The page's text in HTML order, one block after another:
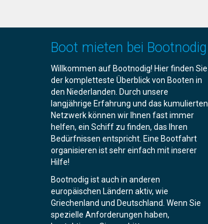
Boot mieten bei Bootnodig
Willkommen auf Bootnodig! Hier finden Sie
der kompletteste Überblick von Booten in
den Niederlanden. Durch unsere
langjährige Erfahrung und das kumulierten
Netzwerk können wir Ihnen fast immer
helfen, ein Schiff zu finden, das Ihren
Bedürfnissen entspricht. Eine Bootfahrt
organisieren ist sehr einfach mit inserer
Hilfe!
Bootnodig ist auch in anderen
europäischen Ländern aktiv, wie
Griechenland und Deutschland. Wenn Sie
spezielle Anforderungen haben,